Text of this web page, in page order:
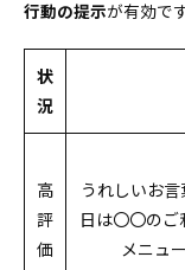
行動の提示が有効です
状
況
高
評
価
うれしいお
日は〇〇の
メニュ